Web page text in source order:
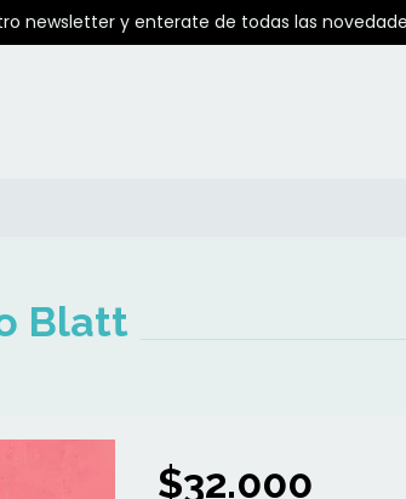
newsletter y enterate de todas las
Blatt
$32.000